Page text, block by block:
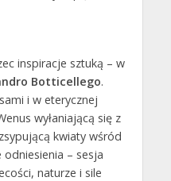
inspiracje sztuką – w
Botticellego.
i w eterycznej
wyłaniającą się z
kwiaty wśród
– sesja
naturze i sile